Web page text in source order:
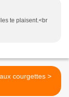
te plaisent.<br
Gaufres aux courgettes >